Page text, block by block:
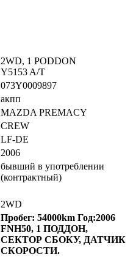
2WD, 1 PODDON
Y5153 A/T
073Y0009897
акпп
MAZDA PREMACY
CREW
LF-DE
2006
бывший в употреблении
(контрактный)
2WD
Пробег: 54000km Год:2006
FNH50, 1 ПОДДОН,
СЕКТОР СБОКУ, ДАТЧИК
СКОРОСТИ.